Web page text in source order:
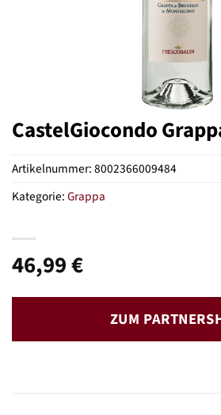
CastelGiocondo
46,99€
ZUM
Artikelnummer:8002366009484
Kategorie:Grappa